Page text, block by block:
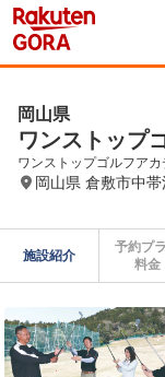
岡山県
ワンストップ
ワンストップゴルフア
岡山県 倉敷市中
施設紹介
予約プ
料金